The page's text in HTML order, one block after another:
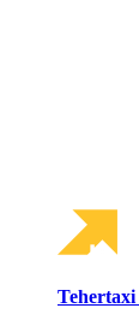
Tehertaxi